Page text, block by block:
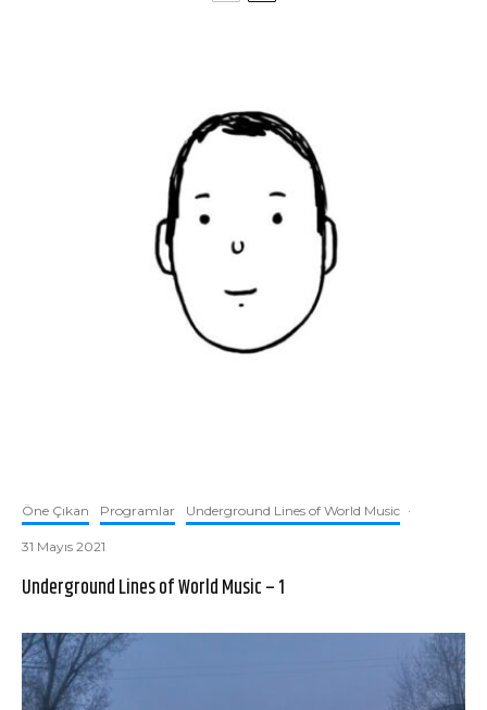
Öne Çıkan Programlar Underground Lines of World Music ·
31 Mayıs 2021
Underground Lines of World Music – 1